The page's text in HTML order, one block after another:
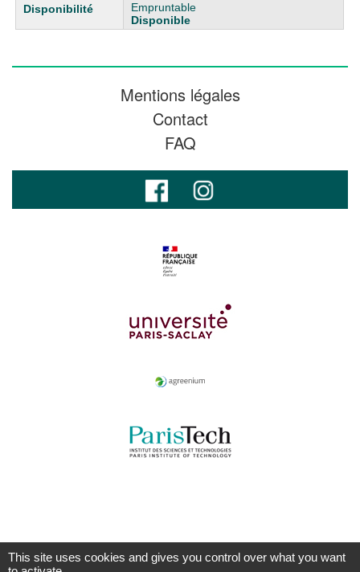
Empruntable
Disponible
Mentions légales
Contact
FAQ
This site uses cookies and gives you control over what you want